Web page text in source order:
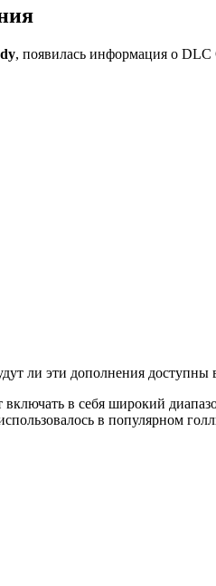
, появилась информация о DLC
ли эти дополнения
включать в себя широкий
в популярном